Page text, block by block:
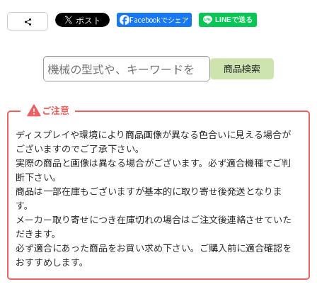
Facebookでシェア
ご注意
ディスプレイや環境により商品画像が異なる色合いに見える場合が
ございますのでご了承下さい。
実際の商品と画像は異なる場合がございます。必ず適合機種でご判
断下さい。
商品は一部在庫もございますが基本的に取り寄せ後発送となりま
す。
メーカー取り寄せにつき在庫切れの場合はご注文後連絡させていた
だきます。
必ず適合にあった商品をお買い求め下さい。ご購入前に適合確認を
おすすめします。